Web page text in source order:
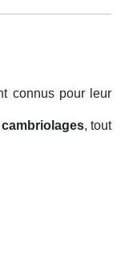
connus pour leur
cambriolages, tout